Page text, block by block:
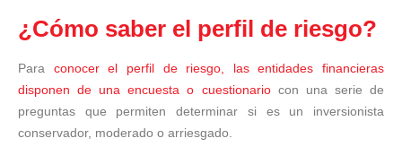
¿Cómo saber el perfil de riesgo?
Para conocer el perfil de riesgo, las entidades financieras
disponen de una encuesta o cuestionariocon una serie de
preguntas que permiten determinar si es un inversionista
conservador, moderado o arriesgado.